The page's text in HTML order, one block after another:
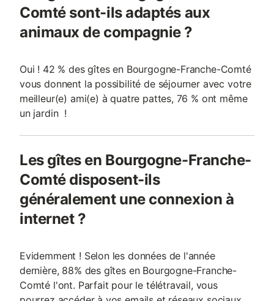
Comté sont-ils adaptés aux
animaux de compagnie ?
Oui ! 42 % des gîtes en Bourgogne-Franche-Comté
vous donnent la possibilité de séjourner avec votre
meilleur(e) ami(e) à quatre pattes, 76 % ont même
un jardin !
Les gîtes en Bourgogne-Franche-
Comté disposent-ils
généralement une connexion à
internet ?
Evidemment ! Selon les données de l'année
dernière, 88% des gîtes en Bourgogne-Franche-
Comté l'ont. Parfait pour le télétravail, vous